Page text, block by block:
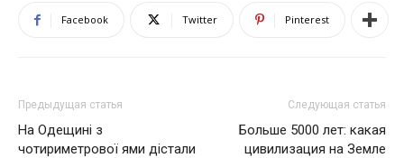
Facebook Twitter Pinterest
Предыдущая статья
На Одещині з
чотириметрової ями дістали
Следующая статья
Больше 5000 лет: какая
цивилизация на Земле